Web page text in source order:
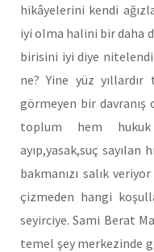
hikâyelerini kendi
iyi olma halini bir daha
birisini iyi diye
ne? Yine yüz
görmeyen bir
toplum hem hukuk
ayıp,yasak,suç sayılan
bakmanızı salık
çizmeden hangi
seyirciye. Sami Berat
temel şey merkezinde